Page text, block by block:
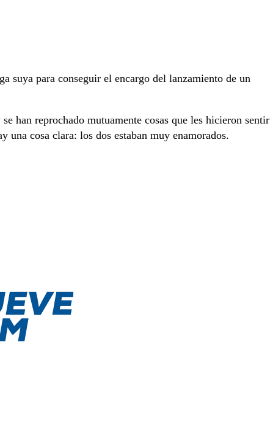
suya para conseguir el encargo del lanzamiento de un
han reprochado mutuamente cosas que les hicieron sentir
una cosa clara: los dos estaban muy enamorados.